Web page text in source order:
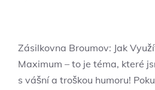
Zásilkovna Broumov: Jak
Maximum – to je téma, které
s vášní a troškou humoru!